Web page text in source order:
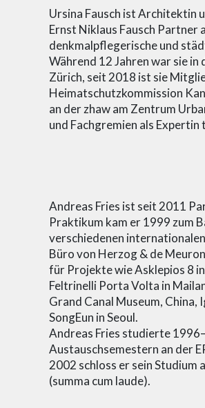
Ursina Fausch ist Architektin
Ernst Niklaus Fausch Partner
denkmalpflegerische und
Während 12 Jahren war sie
Zürich, seit 2018 ist sie
Heimatschutzkommission
an der zhaw am Zentrum
und Fachgremien als Expertin
Andreas Fries ist seit 2011
Praktikum kam er 1999 zum
verschiedenen
Büro von Herzog & de
für Projekte wie Asklepios 8
Feltrinelli Porta Volta in
Grand Canal Museum, China,
SongEun in Seoul.
Andreas Fries studierte
Austauschsemestern an der
2002 schloss er sein
(summa cum laude).